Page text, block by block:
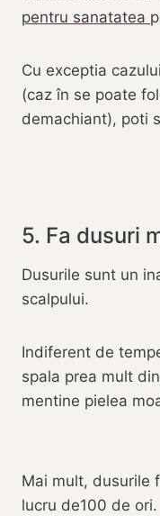
pentru sanatatea
Cu exceptia
(caz în se poate
demachiant), poti
5. Fa dusuri
Dusurile sunt un
scalpului.
Indiferent de
spala prea mult
mentine pielea
Mai mult, dusurile
lucru de100 de ori.